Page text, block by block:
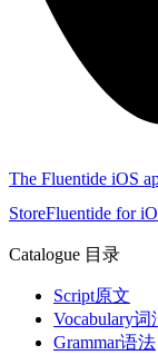
The Fluentide iOS
StoreFluentide for
Catalogue 目录
Script原文
Vocabulary词
Grammar语法